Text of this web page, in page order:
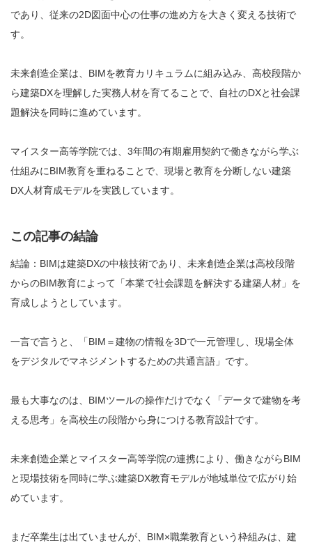
であり、従来の2D図面中心の仕事の進め方を大きく変える技術で
す。
未来創造企業は、BIMを教育カリキュラムに組み込み、高校段階か
ら建築DXを理解した実務人材を育てることで、自社のDXと社会課
題解決を同時に進めています。
マイスター高等学院では、3年間の有期雇用契約で働きながら学ぶ
仕組みにBIM教育を重ねることで、現場と教育を分断しない建築
DX人材育成モデルを実践しています。
この記事の結論
結論：BIMは建築DXの中核技術であり、未来創造企業は高校段階
からのBIM教育によって「本業で社会課題を解決する建築人材」を
育成しようとしています。
一言で言うと、「BIM＝建物の情報を3Dで一元管理し、現場全体
をデジタルでマネジメントするための共通言語」です。
最も大事なのは、BIMツールの操作だけでなく「データで建物を考
える思考」を高校生の段階から身につける教育設計です。
未来創造企業とマイスター高等学院の連携により、働きながらBIM
と現場技術を同時に学ぶ建築DX教育モデルが地域単位で広がり始
めています。
まだ卒業生は出ていませんが、BIM×職業教育という枠組みは、建